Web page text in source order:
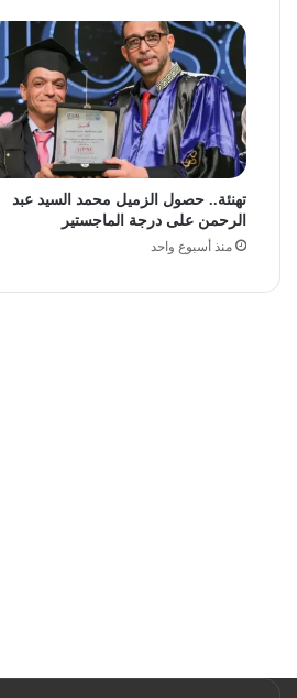
تهنئة.. حصول الزميل محمد السيد عبد
الرحمن على درجة الماجستير
منذ أسبوع واحد